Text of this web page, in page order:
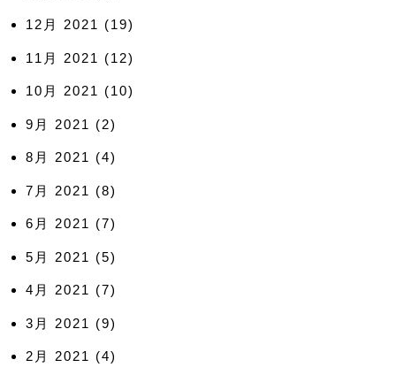
12月 2021 (19)
11月 2021 (12)
10月 2021 (10)
9月 2021 (2)
8月 2021 (4)
7月 2021 (8)
6月 2021 (7)
5月 2021 (5)
4月 2021 (7)
3月 2021 (9)
2月 2021 (4)